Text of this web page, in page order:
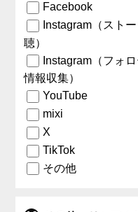
Facebook
Instagram（スト
聴）
Instagram（フォ
情報収集）
YouTube
mixi
X
TikTok
その他